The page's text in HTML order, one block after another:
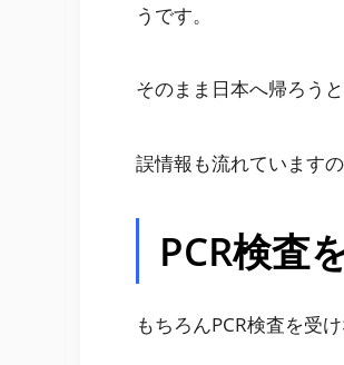
うです。
そのまま日本へ帰ろう
誤情報も流れています
PCR検査
もちろんPCR検査を受